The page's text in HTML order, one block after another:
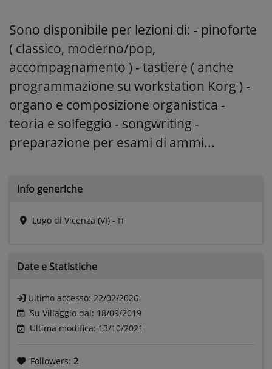
Sono disponibile per lezioni di: - pinoforte
( classico, moderno/pop,
accompagnamento ) - tastiere ( anche
programmazione su workstation Korg ) -
organo e composizione organistica -
teoria e solfeggio - songwriting -
preparazione per esami di ammi...
Info generiche
Lugo di Vicenza (VI) - IT
Date e Statistiche
Ultimo accesso: 22/02/2026
Su Villaggio dal: 18/09/2019
Ultima modifica: 13/10/2021
Followers: 2